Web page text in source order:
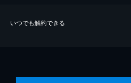
いつでも解約できる